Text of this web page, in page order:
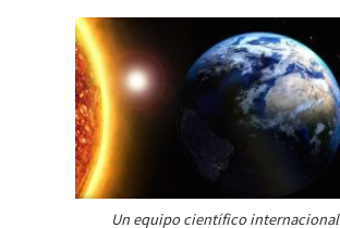
Un equipo científico